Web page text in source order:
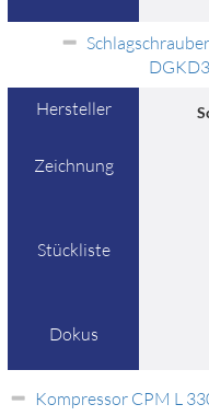
Hersteller
Zeichnung
Stückliste
Dokus
Kompressor CPM L